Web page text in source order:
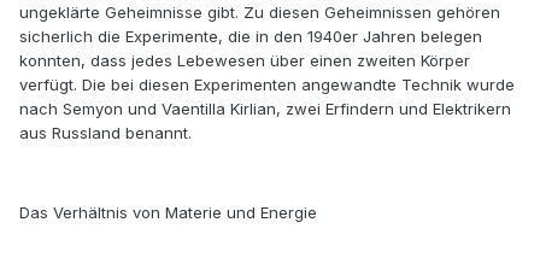
ungeklärte Geheimnisse gibt. Zu diesen Geheimnissen gehören
sicherlich die Experimente, die in den 1940er Jahren belegen
konnten, dass jedes Lebewesen über einen zweiten Körper
verfügt. Die bei diesen Experimenten angewandte Technik wurde
nach Semyon und Vaentilla Kirlian, zwei Erfindern und Elektrikern
aus Russland benannt.
Das Verhältnis von Materie und Energie